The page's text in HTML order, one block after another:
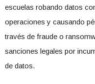
escuelas robando datos
operaciones y causando
través de fraude o
sanciones legales por
de datos.